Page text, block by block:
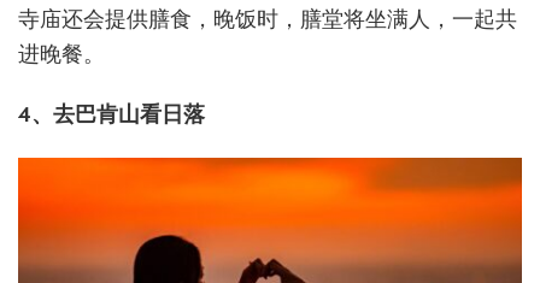
寺庙还会提供膳食，晚饭时，膳堂将坐满人，一起共
进晚餐。
4、去巴肯山看日落